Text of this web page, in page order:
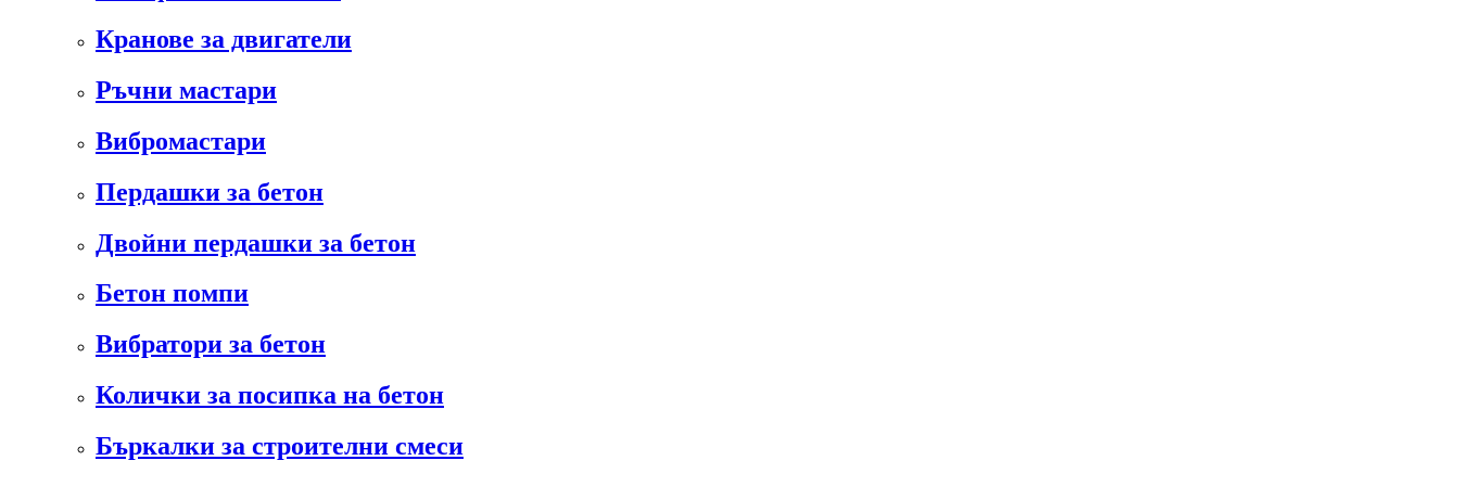
Кранове за двигатели
Ръчни мастари
Вибромастари
Пердашки за бетон
Двойни пердашки за бетон
Бетон помпи
Вибратори за бетон
Колички за посипка на бетон
Бъркалки за строителни смеси